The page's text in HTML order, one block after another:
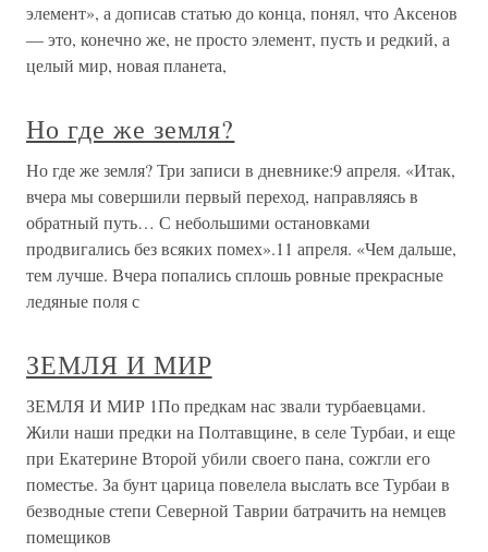
элемент», а дописав статью до конца, понял, что Аксенов
— это, конечно же, не просто элемент, пусть и редкий, а
целый мир, новая планета,
Но где же земля?
Но где же земля? Три записи в дневнике:9 апреля. «Итак,
вчера мы совершили первый переход, направляясь в
обратный путь… С небольшими остановками
продвигались без всяких помех».11 апреля. «Чем дальше,
тем лучше. Вчера попались сплошь ровные прекрасные
ледяные поля с
ЗЕМЛЯ И МИР
ЗЕМЛЯ И МИР 1По предкам нас звали турбаевцами.
Жили наши предки на Полтавщине, в селе Турбаи, и еще
при Екатерине Второй убили своего пана, сожгли его
поместье. За бунт царица повелела выслать все Турбаи в
безводные степи Северной Таврии батрачить на немцев
помещиков